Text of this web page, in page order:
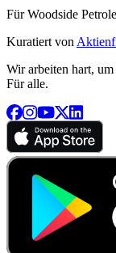
Für Woodside
Kuratiert von
Wir arbeiten hart,
Für alle.